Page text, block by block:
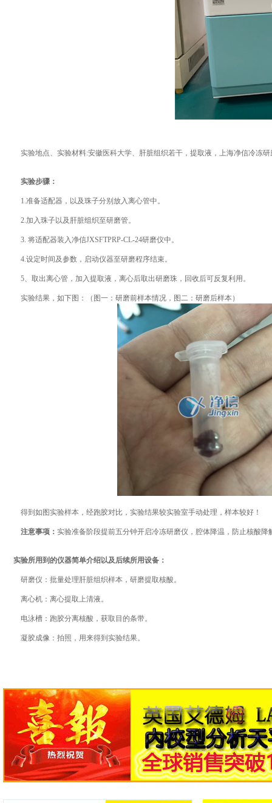
实验地点、实验材料:安徽医科大学、肝脏组织若干，提取液，上海净信冷冻研
实验步骤：
1.准备适配器，以及珠子分别放入离心管中。
2.加入珠子以及肝脏组织至研磨管。
3. 将适配器装入净信JXSFTPRP-CL-24研磨仪中。
4.设定时间及参数，启动仪器至研磨程序结束。
5、取出离心管，加入提取液，离心后取出研磨珠，回收后可反复利用。
实验结果，如下图：（图一：研磨前样本情况，图二：研磨后样本）
得到如图实验样本，经跑胶对比，实验结果较实验室手动处理，样本较好！
注意事项： 实验准备阶段提前五分钟开启冷冻研磨仪，腔体降温，防止核酸降
实验所用到的仪器简单介绍以及后续所用设备：
研磨仪：批量处理肝脏组织样本，研磨提取核酸。
离心机：离心提取上清液。
电泳槽：跑胶分离核酸，获取目的条带。
凝胶成像：拍照，用来得到实验结果。